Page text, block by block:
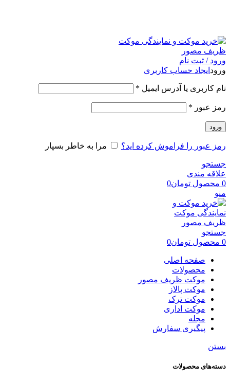
ورود / ثبت نام
ورود ایجاد حساب کاربری
نام کاربری یا آدرس ایمیل *
رمز عبور *
ورود
رمز عبور را فراموش کرده اید؟ مرا به خاطر بسپار
جستجو
علاقه مندی
0 محصول تومان0
منو
جستجو
0 محصول تومان0
صفحه اصلی
محصولات
موکت ظریف مصور
موکت پالاز
موکت ترک
موکت اداری
مجله
پیگیری سفارش
بستن
دسته‌های محصولات